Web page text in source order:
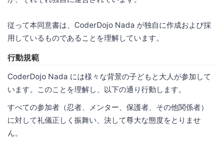
従って本同意書は、CoderDojo Nada が独自に作成および採
用しているものであることを理解しています。
行動規範
CoderDojo Nada には様々な背景の子どもと大人が参加して
います。このことを理解し、以下の通り行動します。
すべての参加者（忍者、メンター、保護者、その他関係者）
に対して礼儀正しく振舞い、決して尊大な態度をとりませ
ん。